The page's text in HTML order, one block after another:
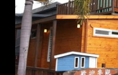
木
屋
系
列
–